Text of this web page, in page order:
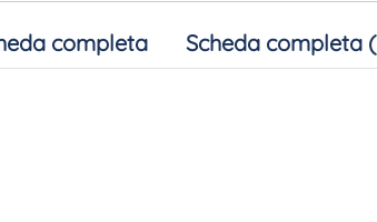
completa Scheda completa